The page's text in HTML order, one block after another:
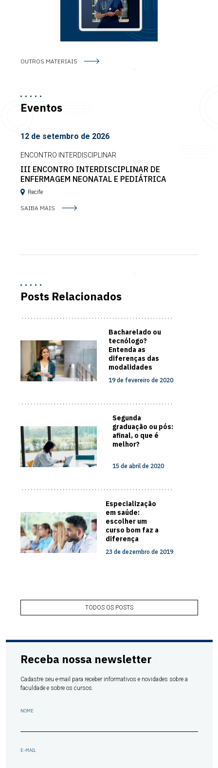
OUTROS MATERIAIS
Eventos
12 de setembro de 2026
ENCONTRO INTERDISCIPLINAR
III ENCONTRO INTERDISCIPLINAR DE
ENFERMAGEM NEONATAL E PEDIÁTRICA
Recife
SAIBA MAIS
Posts Relacionados
Bacharelado ou
tecnólogo?
Entenda as
diferenças das
modalidades
19 de fevereiro de 2020
Segunda
graduação ou pós:
afinal, o que é
melhor?
15 de abril de 2020
Especialização
em saúde:
escolher um
curso bom faz a
diferença
23 de dezembro de 2019
TODOS OS POSTS
Receba nossa newsletter
Cadastre seu e-mail para receber informativos e novidades sobre a
faculdade e sobre os cursos.
NOME
E-MAIL